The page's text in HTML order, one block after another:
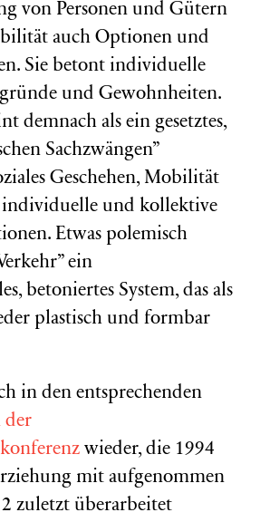
von Personen und Gütern
auch Optionen und
Sie betont individuelle
und Gewohnheiten.
demnach als ein gesetztes,
Sachzwängen”
Geschehen, Mobilität
individuelle und kollektive
Etwas polemisch
ein
betoniertes System, das als
plastisch und formbar
in den entsprechenden
der
wieder, die 1994
mit aufgenommen
zuletzt überarbeitet